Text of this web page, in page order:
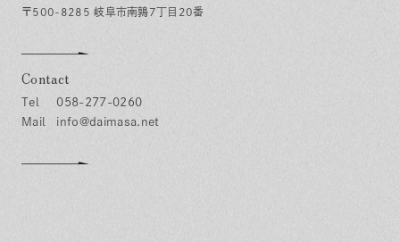
〒500-8285 岐阜市南鶉7丁目20番
Contact
058-277-0260
info@daimasa.net